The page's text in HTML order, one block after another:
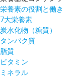
栄養素の役割と働き
7大栄養素
炭水化物（糖質）
タンパク質
脂質
ビタミン
ミネラル